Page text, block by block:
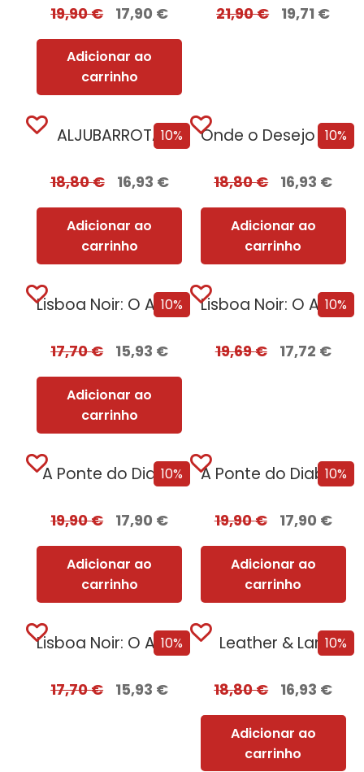
19,90€ 17,90 €
Adicionar ao
carrinho
21,90€ 19,71 €
10%
ALJUBARROTA
18,80€ 16,93 €
Adicionar ao
carrinho
10%
Onde o Desejo se Esconde [Nova Edição]
18,80€ 16,93 €
Adicionar ao
carrinho
10%
Lisboa Noir: O Ano Negro de 1929
17,70€ 15,93 €
Adicionar ao
carrinho
10%
Lisboa Noir: O Ano Negro de 1929 com EDGES
19,69€ 17,72 €
10%
A Ponte do Diabo
19,90€ 17,90 €
Adicionar ao
carrinho
10%
A Ponte do Diabo + Oferta Recordação Mortal
19,90€ 17,90 €
Adicionar ao
carrinho
10%
Lisboa Noir: O Ano Negro de 1929 [Edição Autografada]
17,70€ 15,93 €
10%
Leather & Lark
18,80€ 16,93 €
Adicionar ao
carrinho